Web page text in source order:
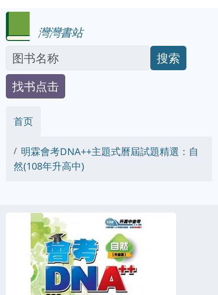
灣灣書站
搜索
找书点击
首页
明霖會考DNA++主題式曆屆試題精選：自
然(108年升高中)